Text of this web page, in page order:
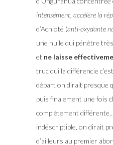
intensément, accélère la
d’Achioté (anti-oxydante
une huile qui pénètre
et ne laisse
truc qui la différencie
départ on dirait presque
puis finalement une fois
complètement
indéscriptible, on dirait
d’ailleurs au premier